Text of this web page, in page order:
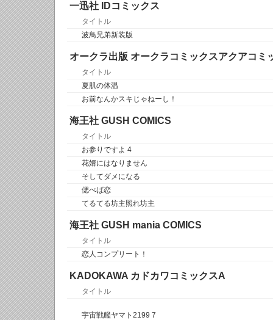
一迅社 IDコミックス
タイトル
波鳥兄弟新装版
オークラ出版 オークラコミックスアクアコミ
タイトル
夏肌の体温
お前なんかスキじゃねーし！
海王社 GUSH COMICS
タイトル
お参りですよ 4
花婿にはなりません
そしてダメになる
偲べば恋
てるてる坊主照れ坊主
海王社 GUSH mania COMICS
タイトル
恋人コンプリート！
KADOKAWA カドカワコミックスA
タイトル
宇宙戦艦ヤマト2199 7